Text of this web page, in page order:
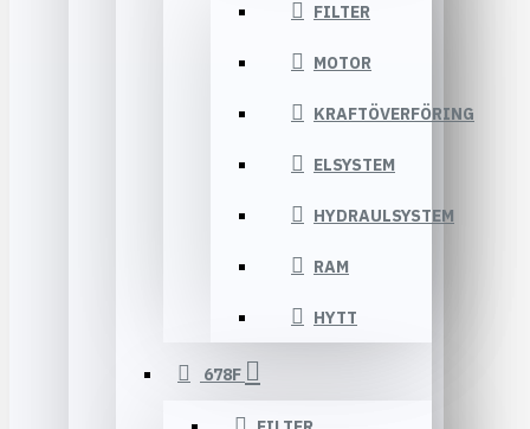
FILTER
MOTOR
KRAFTÖVERFÖRING
ELSYSTEM
HYDRAULSYSTEM
RAM
HYTT
678F